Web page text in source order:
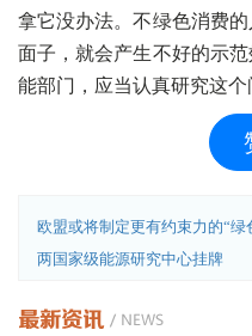
拿它没办法。不绿色消费
面子，就会产生不好的示
能部门，应当认真研究这个
欧盟或将制定更有约束力的“绿
两国家级能源研究中心挂牌